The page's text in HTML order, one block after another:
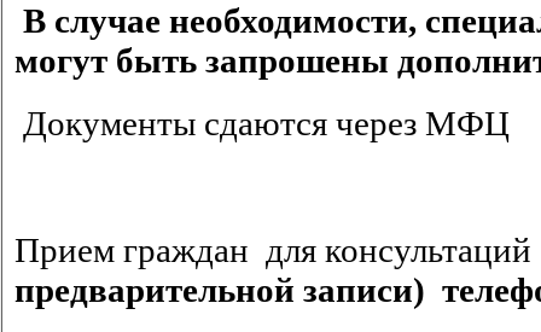
В случае необходимости,
могут быть запрошены
Документы сдаются через МФЦ
Прием граждан для консультаций
предварительной записи)